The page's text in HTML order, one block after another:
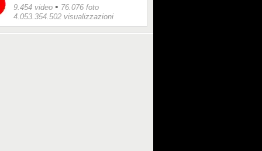
9.454 video • 76.076 foto
4.053.354.502 visualizzazioni